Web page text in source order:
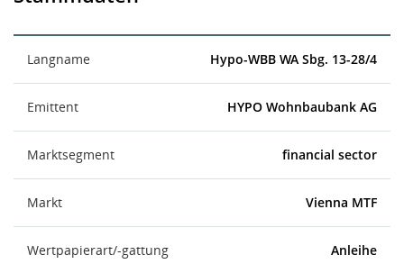
Langname Hypo-WBB WA Sbg. 13-28/4
Emittent HYPO Wohnbaubank AG
Marktsegment financial sector
Markt Vienna MTF
Wertpapierart/-gattung Anleihe